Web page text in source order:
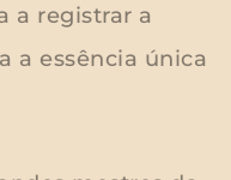
a registrar a
a essência única